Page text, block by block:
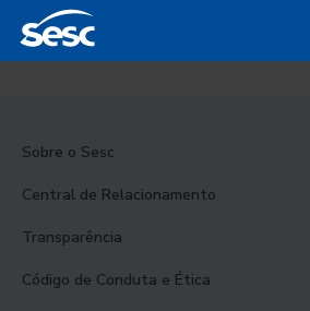
Sobre o Sesc
Central de Relacionamento
Transparência
Código de Conduta e Ética